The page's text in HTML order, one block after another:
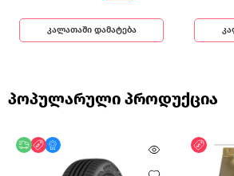
კალათაში დამატება
პოპულარული პროდუქცია
უფასო მიწოდება
ფასდაკლება